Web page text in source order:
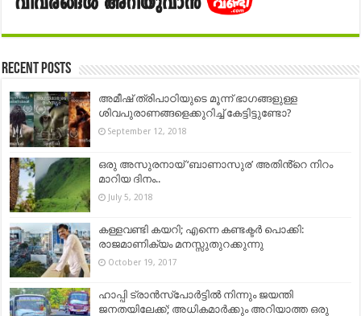
Recent Posts
അമീഷ് ത്രിപാഠിയുടെ മൂന്ന് ഭാഗങ്ങളുള്ള
ശിവപുരാണങ്ങളെക്കുറിച്ച് കേട്ടിട്ടുണ്ടോ?
September 12, 2018
ഒരു അസുരനായ് ‘ബാണാസുര’ അതിൻ്റെ നിറം
മാറിയ ദിനം..
July 5, 2018
കള്ളവണ്ടി കയറി; എന്നെ കണ്ടക്ടർ പൊക്കി:
രാജമാണിക്യം മനസ്സുതുറക്കുന്നു
October 19, 2017
ഹാപ്പി ട്രാൻസ്പോർട്ടിൽ നിന്നും ജയന്തി
ജനതയിലേക്ക്; അധികമാർക്കും അറിയാത്ത ഒരു